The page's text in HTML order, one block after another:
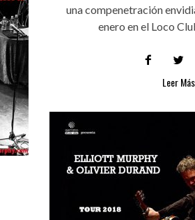
una compenetración
enero en el Loco
Leer Más